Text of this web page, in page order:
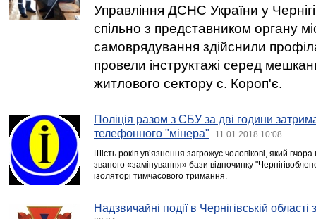
Управління ДСНС України у
спільно з представником органу
самоврядування здійснили
провели інструктажі серед
житлового сектору с. Короп'є.
Поліція разом з СБУ за дві години
телефонного "мінера"
11.01.2018 10:08
Шість років ув’язнення загрожує чоловікові, який
званого «замінування» бази відпочинку
ізоляторі тимчасового тримання.
Надзвичайні події в Чернігівській